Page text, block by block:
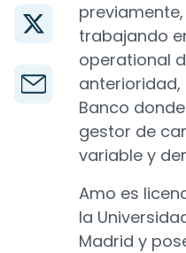
trabajando
operational
anterioridad,
Banco
gestor de
variable y
Amo es
la
Madrid y